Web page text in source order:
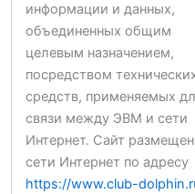
информации и данных,
объединенных общим
целевым назначением,
посредством
средств, применяемых
связи между ЭВМ и сети
Интернет. Сайт
сети Интернет по адресу
https://www.club-